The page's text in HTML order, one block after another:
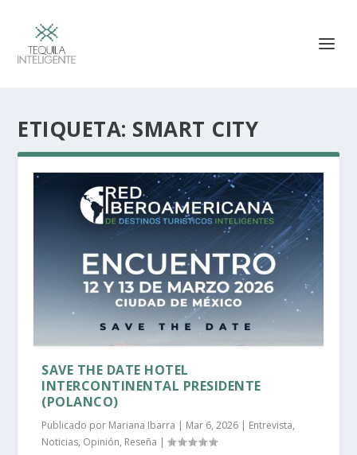
ETIQUETA: SMART CITY
SAVE THE DATE HOTEL
INTERCONTINENTAL PRESIDENTE
(POLANCO)
Publicado por Mariana Ibarra | Mar 6, 2026 | Entrevista,
Noticias, Opinión, Reseña |